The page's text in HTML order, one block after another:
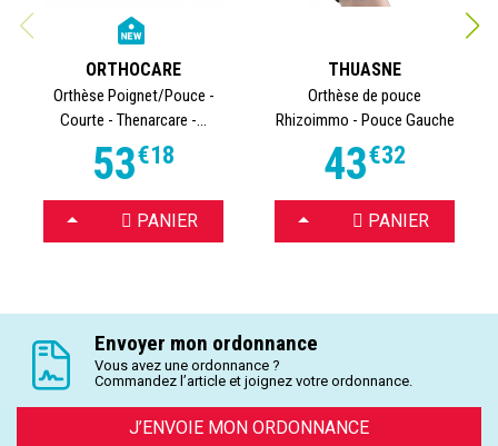
ORTHOCARE
Orthèse Poignet/Pouce -
Courte - Thenarcare -...
53€18
CHOISIR PANIER
THUASNE
Orthèse de pouce
Rhizoimmo - Pouce Gauche
43€32
CHOISIR PANIER
Envoyer mon ordonnance
Vous avez une ordonnance ?
Commandez l’article et joignez votre ordonnance.
J’ENVOIE MON ORDONNANCE